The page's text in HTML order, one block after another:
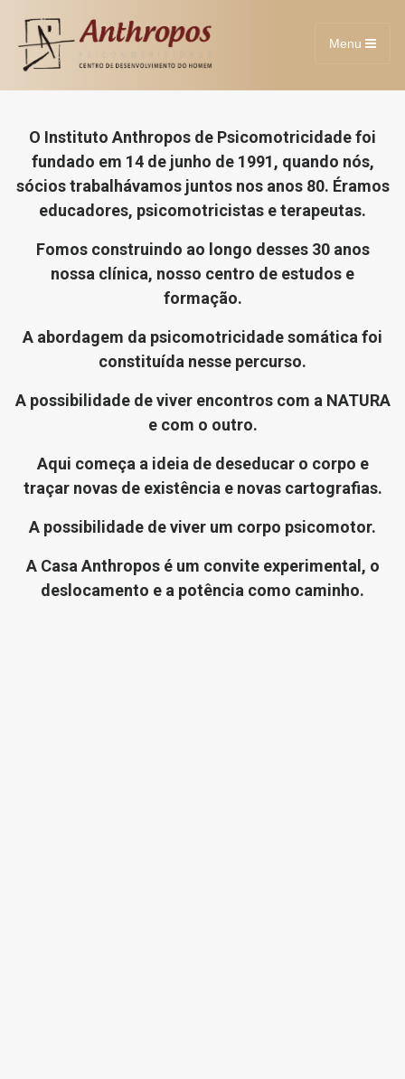
Menu
O Instituto Anthropos de Psicomotricidade foi
fundado em 14 de junho de 1991, quando nós,
sócios trabalhávamos juntos nos anos 80. Éramos
educadores, psicomotricistas e terapeutas.
Fomos construindo ao longo desses 30 anos
nossa clínica, nosso centro de estudos e
formação.
A abordagem da psicomotricidade somática foi
constituída nesse percurso.
A possibilidade de viver encontros com a NATURA
e com o outro.
Aqui começa a ideia de deseducar o corpo e
traçar novas de existência e novas cartografias.
A possibilidade de viver um corpo psicomotor.
A Casa Anthropos é um convite experimental, o
deslocamento e a potência como caminho.